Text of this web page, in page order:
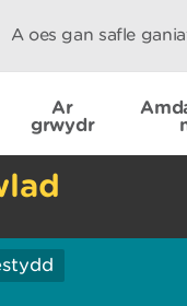
A oes gan safle
Ar
grwydr